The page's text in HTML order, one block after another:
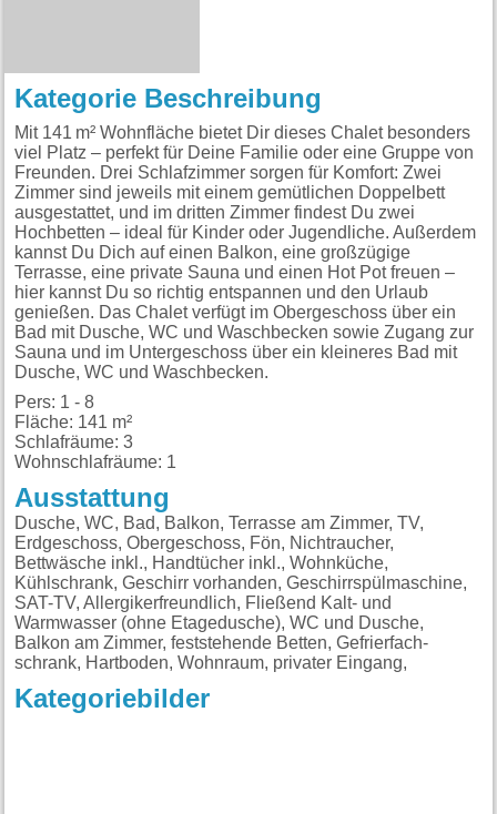
Kategorie Beschreibung
Mit 141 m² Wohnfläche bietet Dir dieses Chalet besonders
viel Platz – perfekt für Deine Familie oder eine Gruppe von
Freunden. Drei Schlafzimmer sorgen für Komfort: Zwei
Zimmer sind jeweils mit einem gemütlichen Doppelbett
ausgestattet, und im dritten Zimmer findest Du zwei
Hochbetten – ideal für Kinder oder Jugendliche. Außerdem
kannst Du Dich auf einen Balkon, eine großzügige
Terrasse, eine private Sauna und einen Hot Pot freuen –
hier kannst Du so richtig entspannen und den Urlaub
genießen. Das Chalet verfügt im Obergeschoss über ein
Bad mit Dusche, WC und Waschbecken sowie Zugang zur
Sauna und im Untergeschoss über ein kleineres Bad mit
Dusche, WC und Waschbecken.
Pers: 1 - 8
Fläche: 141 m²
Schlafräume: 3
Wohnschlafräume: 1
Ausstattung
Dusche, WC, Bad, Balkon, Terrasse am Zimmer, TV,
Erdgeschoss, Obergeschoss, Fön, Nichtraucher,
Bettwäsche inkl., Handtücher inkl., Wohnküche,
Kühlschrank, Geschirr vorhanden, Geschirrspülmaschine,
SAT-TV, Allergikerfreundlich, Fließend Kalt- und
Warmwasser (ohne Etagedusche), WC und Dusche,
Balkon am Zimmer, feststehende Betten, Gefrierfach-
schrank, Hartboden, Wohnraum, privater Eingang,
Kategoriebilder